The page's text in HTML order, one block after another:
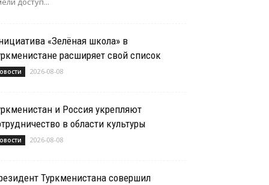
«Зелёная школа» в
расширяет свой список
2026-08-08
и Россия укрепляют
в области культуры
2026-08-08
Туркменистана совершил